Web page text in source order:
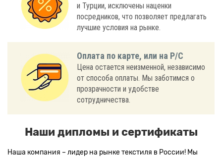
и Турции, исключены наценки
посредников, что позволяет предлагать
лучшие условия на рынке.
Оплата по карте, или на Р/С
Цена остается неизменной, независимо
от способа оплаты. Мы заботимся о
прозрачности и удобстве
сотрудничества.
Наши дипломы и сертификаты
Наша компания – лидер на рынке текстиля в России! Мы